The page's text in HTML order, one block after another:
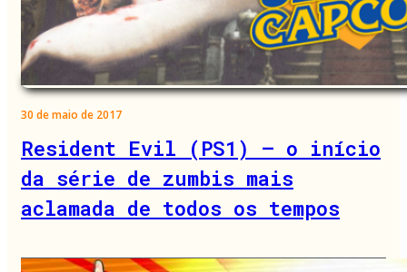
30 de maio de 2017
Resident Evil (PS1) – o início
da série de zumbis mais
aclamada de todos os tempos